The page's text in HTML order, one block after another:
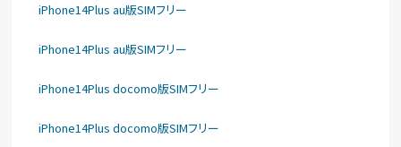
iPhone14Plus au版SIMフリー
iPhone14Plus au版SIMフリー
iPhone14Plus docomo版SIMフリー
iPhone14Plus docomo版SIMフリー